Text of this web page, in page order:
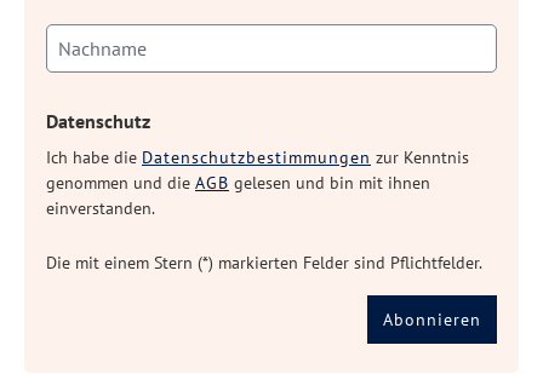
Datenschutz
Ich habe die Datenschutzbestimmungen zur Kenntnis
genommen und die AGB gelesen und bin mit ihnen
einverstanden.
Die mit einem Stern (*) markierten Felder sind Pflichtfelder.
Abonnieren